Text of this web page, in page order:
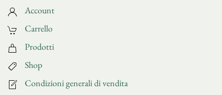
Account
Carrello
Prodotti
Shop
Condizioni generali di vendita